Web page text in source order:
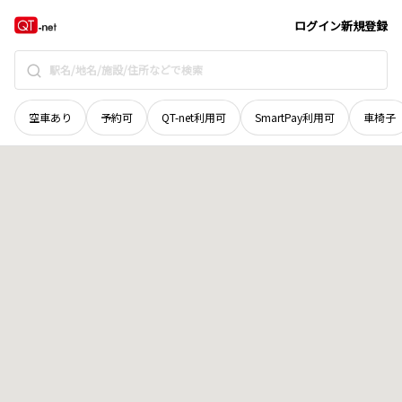
ログイン新規登録
空車あり 予約可 QT-net利用可 SmartPay利用可 車椅子
茨城県